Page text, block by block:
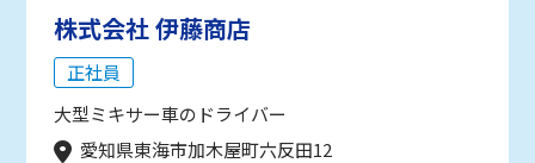
株式会社 伊藤商店
正社員
大型ミキサー車のドライバー
愛知県東海市加木屋町六反田12